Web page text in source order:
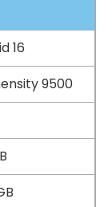
影像系統，讓
具質感的成像
5,000 萬畫素
超廣角鏡頭，
活對應不同拍
16
9500